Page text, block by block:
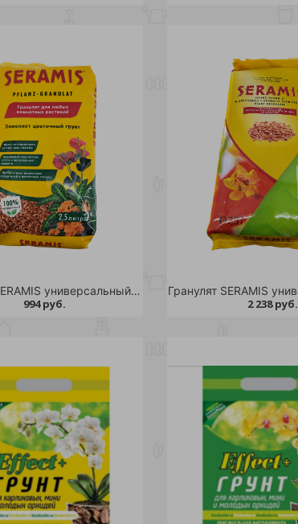
Гранулят SERAMIS универсальный 2,5л /
994 руб. 2 238 руб.